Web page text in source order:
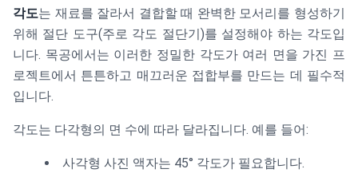
각도는 재료를 잘라서 결합할 때 완벽한 모서리를 형성하기
위해 절단 도구(주로 각도 절단기)를 설정해야 하는 각도입
니다. 목공에서는 이러한 정밀한 각도가 여러 면을 가진 프
로젝트에서 튼튼하고 매끄러운 접합부를 만드는 데 필수적
입니다.
각도는 다각형의 면 수에 따라 달라집니다. 예를 들어:
사각형 사진 액자는 45° 각도가 필요합니다.